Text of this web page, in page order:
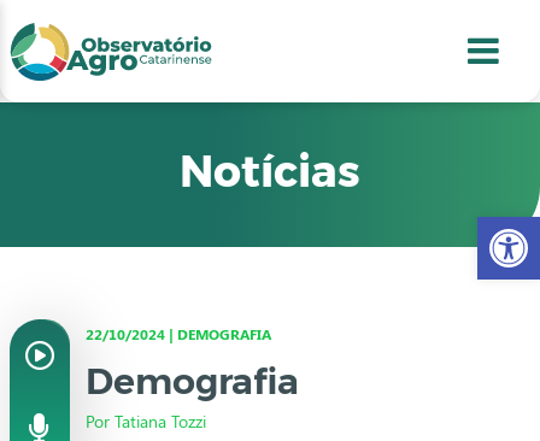
2
3
4
Notícias
22/10/2024 | DEMOGRAFIA
Demografia
Por Tatiana Tozzi